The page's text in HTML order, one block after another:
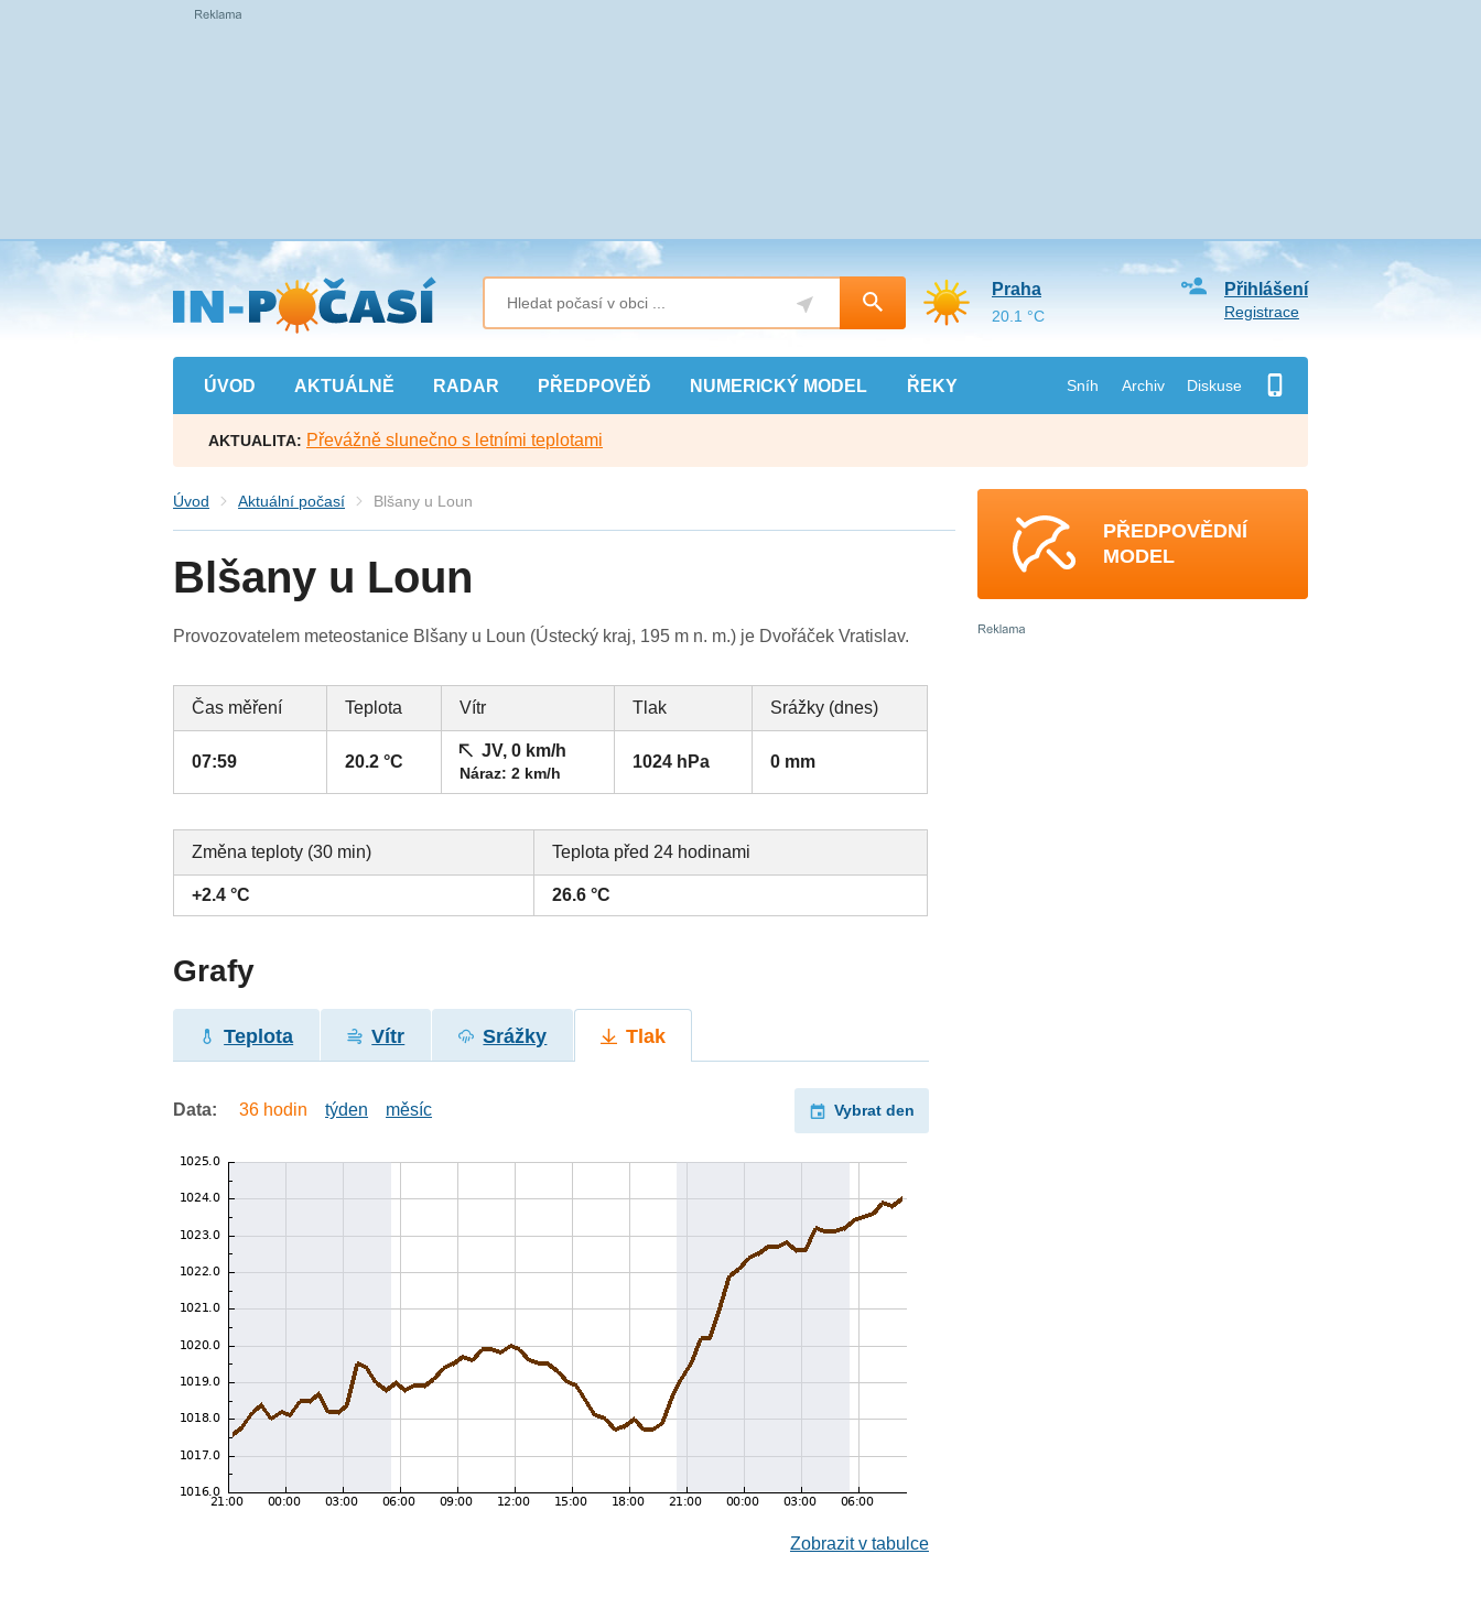
Přejít
na
hlavní
obsah
ÚVOD AKTUÁLNĚ RADAR PŘEDPOVĚĎ NUMERICKÝ MODEL ŘEKY Sníh Archiv Diskuse
Přihlášení
Registrace
Praha
20.1 °C
AKTUALITA: Převážně slunečno s letními teplotami
Úvod Aktuální počasí Blšany u Loun
Blšany u Loun
Provozovatelem meteostanice Blšany u Loun (Ústecký kraj, 195 m n. m.) je Dvořáček Vratislav.
Čas měření Teplota Vítr Tlak Srážky (dnes)
07:59 20.2 °C
JV, 0 km/h
Náraz: 2 km/h
1024 hPa 0 mm
Změna teploty (30 min) Teplota před 24 hodinami
+2.4 °C 26.6 °C
Grafy
Teplota Vítr Srážky Tlak
Data: 36 hodin týden měsíc Vybrat den
Zobrazit v tabulce
PŘEDPOVĚDNÍ
MODEL